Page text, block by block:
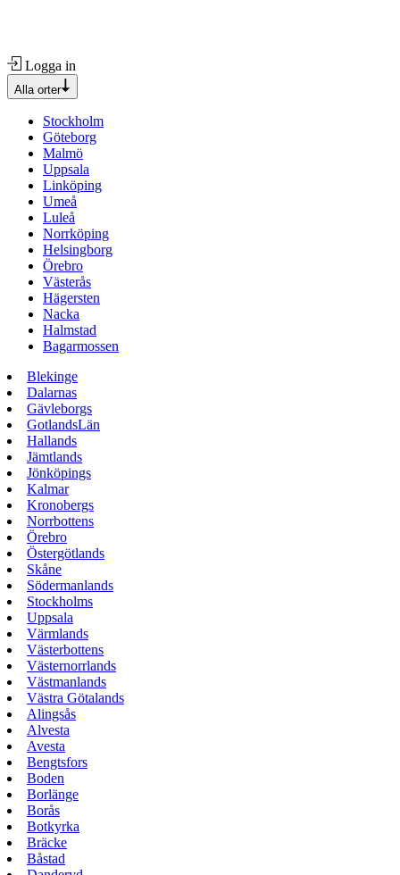
Logga in
Alla orter
Stockholm
Göteborg
Malmö
Uppsala
Linköping
Umeå
Luleå
Norrköping
Helsingborg
Örebro
Västerås
Hägersten
Nacka
Halmstad
Bagarmossen
Blekinge
Dalarnas
Gävleborgs
GotlandsLän
Hallands
Jämtlands
Jönköpings
Kalmar
Kronobergs
Norrbottens
Örebro
Östergötlands
Skåne
Södermanlands
Stockholms
Uppsala
Värmlands
Västerbottens
Västernorrlands
Västmanlands
Västra Götalands
Alingsås
Alvesta
Avesta
Bengtsfors
Boden
Borlänge
Borås
Botkyrka
Bräcke
Båstad